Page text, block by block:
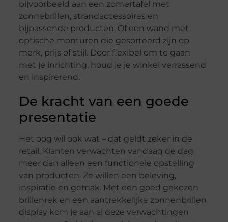
bijvoorbeeld aan een zomertafel met
zonnebrillen, strandaccessoires en
bijpassende producten. Of een wand met
optische monturen die gesorteerd zijn op
merk, prijs of stijl. Door flexibel om te gaan
met je inrichting, houd je je winkel verrassend
en inspirerend.
De kracht van een goede
presentatie
Het oog wil ook wat – dat geldt zeker in de
retail . Klanten verwachten vandaag de dag
meer dan alleen een functionele opstelling
van producten. Ze willen een beleving,
inspiratie en gemak. Met een goed gekozen
brillenrek en een aantrekkelijke zonnenbrillen
display kom je aan al deze verwachtingen